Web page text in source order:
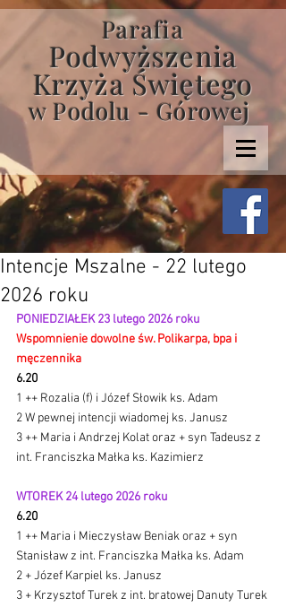
Parafia
Podwyższenia
Krzyża Świętego
w Podolu - Górowej
Intencje Mszalne - 22 lutego
2026 roku
PONIEDZIAŁEK 23 lutego 2026 roku
Wspomnienie dowolne św. Polikarpa, bpa i
męczennika
6.20
1 ++ Rozalia (f) i Józef Słowik ks. Adam
2 W pewnej intencji wiadomej ks. Janusz
3 ++ Maria i Andrzej Kolat oraz + syn Tadeusz z
int. Franciszka Małka ks. Kazimierz
WTOREK 24 lutego 2026 roku
6.20
1 ++ Maria i Mieczysław Beniak oraz + syn
Stanisław z int. Franciszka Małka ks. Adam
2 + Józef Karpiel ks. Janusz
3 + Krzysztof Turek z int. bratowej Danuty Turek